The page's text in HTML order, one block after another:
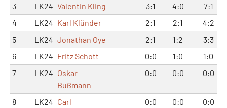
3
LK24 Valentin Kling 3:1 4:0
7:1
4
LK24 Karl Klünder 2:1 2:1
4:2
5
LK24 Jonathan Oye 2:1 1:2
3:3
6
LK24 Fritz Schott 0:0 1:0
1:0
7
LK24 Oskar
Bußmann
0:0 0:0 0:0
8 LK24 Carl
0:0 0:0 0:0